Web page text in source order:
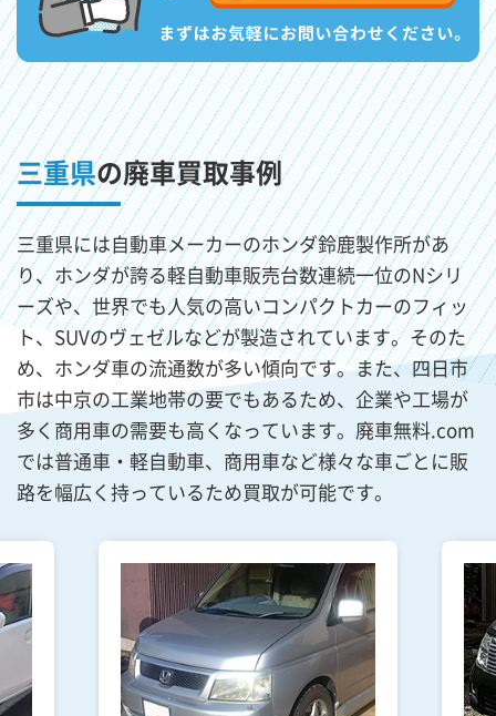
三重県の廃車買取事例
三重県には自動車メーカーのホンダ鈴鹿製作所があ
り、ホンダが誇る軽自動車販売台数連続一位のNシリ
ーズや、世界でも人気の高いコンパクトカーのフィッ
ト、SUVのヴェゼルなどが製造されています。そのた
め、ホンダ車の流通数が多い傾向です。また、四日市
市は中京の工業地帯の要でもあるため、企業や工場が
多く商用車の需要も高くなっています。廃車無料.com
では普通車・軽自動車、商用車など様々な車ごとに販
路を幅広く持っているため買取が可能です。